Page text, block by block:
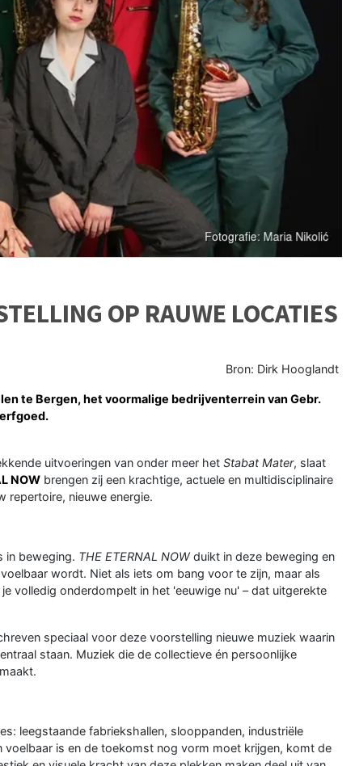
OP RAUWE LOCATIES
Bron: Dirk Hooglandt
te Bergen, het voormalige bedrijventerrein van Gebr.
uitvoeringen van onder meer het Stabat Mater, slaat
NOW brengen zij een krachtige, actuele en multidisciplinaire
repertoire, nieuwe energie.
in beweging. THE ETERNAL NOWduikt in deze beweging en
wordt. Niet als iets om bang voor te zijn, maar als
volledig onderdompelt in het 'eeuwige nu' – dat uitgerekte
speciaal voor deze voorstelling nieuwe muziek waarin
staan. Muziek die de collectieve én persoonlijke
leegstaande fabriekshallen, slooppanden, industriële
voelbaar is en de toekomst nog vorm moet krijgen, komt de